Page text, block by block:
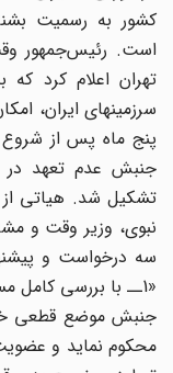
کشور به رسمیت
است. رئیس‌جمهور وقت
تهران اعلام کرد که
پنج ماه پس از شروع
تشکیل شد. هیاتی از
نبوی، وزیر وقت و
سه درخواست و
«1ــ با بررسی کامل
جنبش موضع قطعی خود